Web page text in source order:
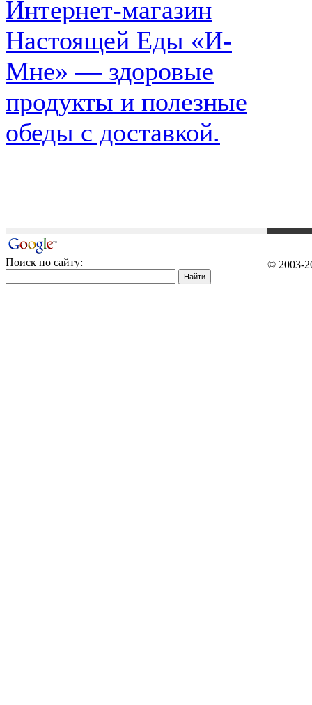
Интернет-магазин
Настоящей Еды «И-
Мне» — здоровые
продукты и полезные
обеды с доставкой.
Поиск по сайту: © 2003-